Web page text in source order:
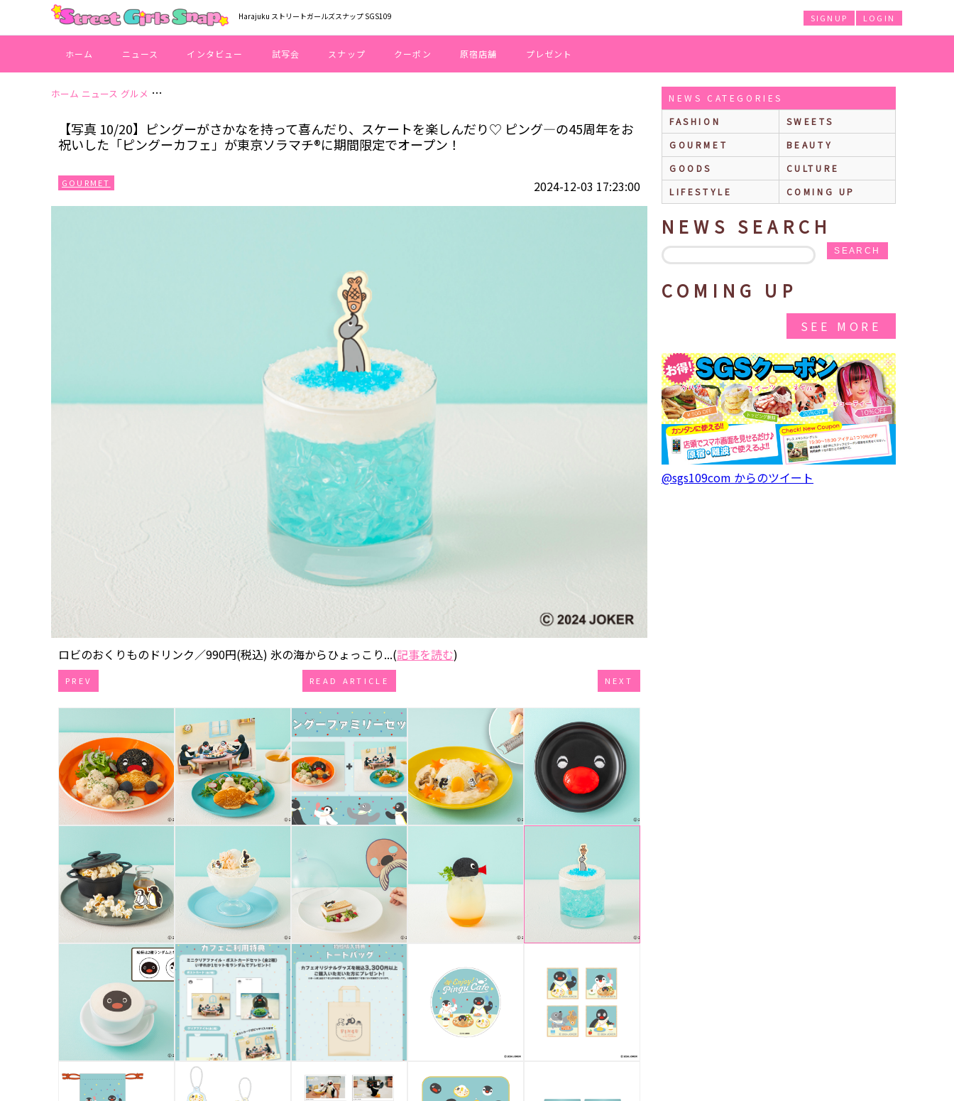
Harajuku ストリートガールズスナップ SGS109 LOGIN
SIGNUP
ホーム ニュース インタビュー 試写会 スナップ クーポン 原宿店舗 プレゼント
ホーム ニュース グルメ 【写真 10/20】ピングーがさかなを持って喜んだり、スケートを楽しんだり♡ ピング―の45周年をお祝いした「ピングーカフェ」が東京ソラマチ®に期間限定でオープン！
【写真 10/20】ピングーがさかなを持って喜んだり、スケートを楽しんだり♡ ピング―の45周年をお
祝いした「ピングーカフェ」が東京ソラマチ®に期間限定でオープン！
GOURMET 2024-12-03 17:23:00
ロビのおくりものドリンク／990円(税込) 氷の海からひょっこり...(記事を読む)
PREV READ ARTICLE NEXT
NEWS CATEGORIES
FASHION
SWEETS
GOURMET
BEAUTY
GOODS
CULTURE
LIFESTYLE
COMING UP
NEWS SEARCH
SEARCH
COMING UP
SEE MORE
@sgs109com からのツイート